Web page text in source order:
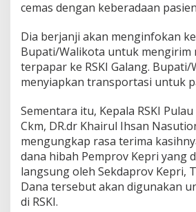
cemas dengan keberadaan
Dia berjanji akan menginfokan
Bupati/Walikota untuk mengirim
terpapar ke RSKI Galang.
menyiapkan transportasi untuk
Sementara itu, Kepala RSKI
Ckm, DR.dr Khairul Ihsan
mengungkap rasa terima
dana hibah Pemprov Kepri yang
langsung oleh Sekdaprov Kepri,
Dana tersebut akan digunakan
di RSKI.